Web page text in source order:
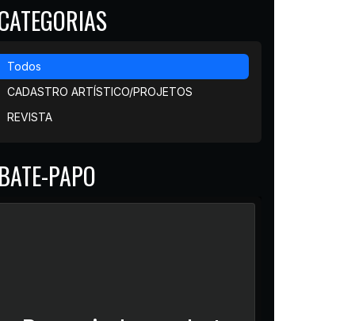
Todos
CADASTRO ARTÍSTICO/PROJETOS
REVISTA
PAPO